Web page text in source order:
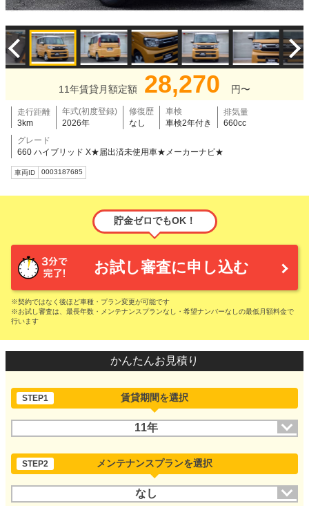
11年賃貸月額定額 28,270 円〜
走行距離
3km
年式(初度登録)
2026年
修復歴
なし
車検
車検2年付き
排気量
660cc
グレード
660 ハイブリッド X★届出済未使用車★メーカーナビ★
車両ID 0003187685
貯金ゼロでもOK！
お試し審査に申し込む
※契約ではなく後ほど車種・プラン変更が可能です
※お試し審査は、最長年数・メンテナンスプランなし・希望ナンバーなしの最低月額料金で
行います
かんたんお見積り
STEP1 賃貸期間を選択
11年
STEP2 メンテナンスプランを選択
なし